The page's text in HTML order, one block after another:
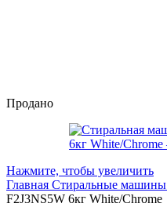
Продано
Нажмите, чтобы увеличить
Главная Стиральные машины
F2J3NS5W 6кг White/Chrome